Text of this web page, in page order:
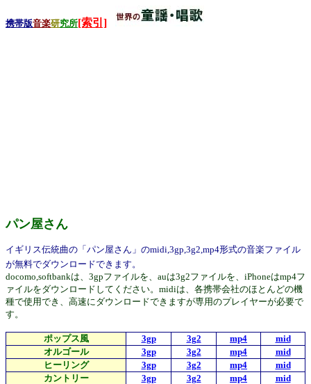
携帯版音楽研究所[索引]
パン屋さん
イギリス伝統曲の「パン屋さん」のmidi,3gp,3g2,mp4形式の音楽ファイル
が無料でダウンロードできます。
docomo,softbankは、3gpファイルを、auは3g2ファイルを、iPhoneはmp4フ
ァイルをダウンロードしてください。midiは、各携帯会社のほとんどの機
種で使用でき、高速にダウンロードできますが専用のプレイヤーが必要で
す。
ポップス風 3gp 3g2 mp4
mid
オルゴール
3gp 3g2 mp4
mid
ヒーリング
3gp 3g2 mp4
mid
カントリー
3gp 3g2 mp4
mid